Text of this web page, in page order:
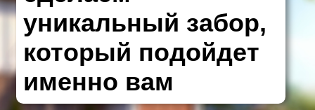
уникальный забор,
который подойдет
именно вам